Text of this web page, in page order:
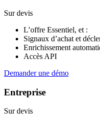
Sur devis
L’offre Essentiel, et :
Signaux d’achat et
Enrichissement
Accès API
Demander une démo
Entreprise
Sur devis